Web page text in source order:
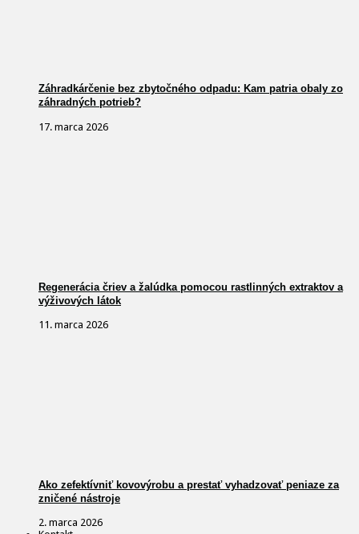
Záhradkárčenie bez zbytočného odpadu: Kam patria obaly zo
záhradných potrieb?
17. marca 2026
Regenerácia čriev a žalúdka pomocou rastlinných extraktov a
výživových látok
11. marca 2026
Ako zefektívniť kovovýrobu a prestať vyhadzovať peniaze za
zničené nástroje
2. marca 2026